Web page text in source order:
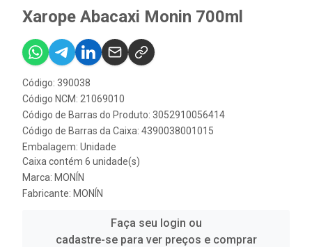
Xarope Abacaxi Monin 700ml
Código: 390038
Código NCM: 21069010
Código de Barras do Produto: 3052910056414
Código de Barras da Caixa: 4390038001015
Embalagem: Unidade
Caixa contém 6 unidade(s)
Marca: MONÍN
Fabricante: MONÍN
Faça seu login ou
cadastre-se para ver preços e comprar